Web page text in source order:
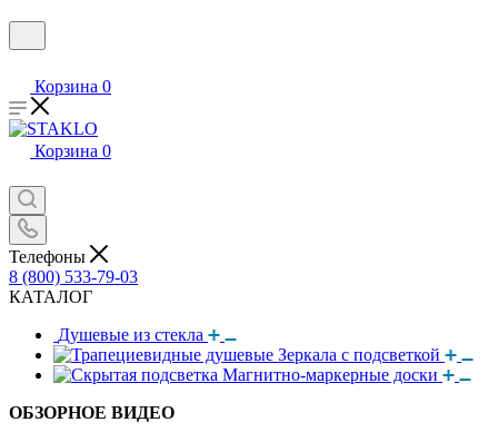
Корзина 0
Корзина 0
Телефоны
8 (800) 533-79-03
КАТАЛОГ
Душевые из стекла
Зеркала с подсветкой
Магнитно-маркерные доски
ОБЗОРНОЕ ВИДЕО